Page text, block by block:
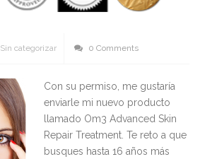
Sin categorizar 0 Comments
Con su permiso, me gustaría
enviarle mi nuevo producto
llamado Om3 Advanced Skin
Repair Treatment. Te reto a que
busques hasta 16 años más